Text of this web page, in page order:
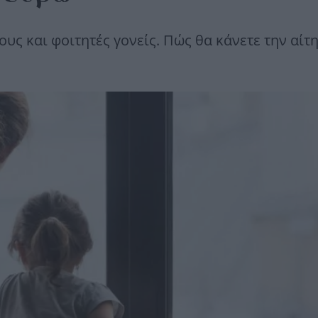
και φοιτητές γονείς. Πώς θα κάνετε την